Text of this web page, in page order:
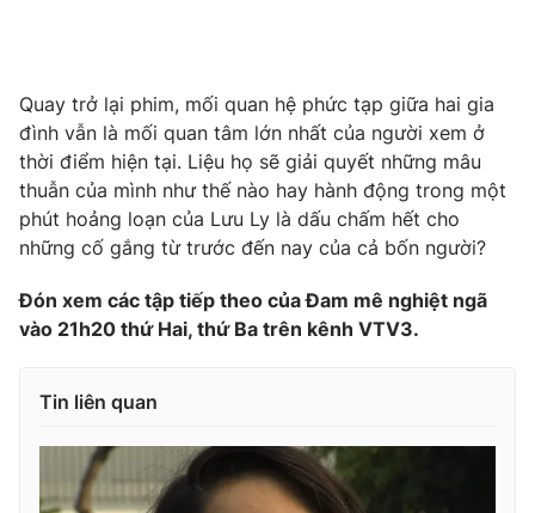
Chất lượng cuộc sống
Tuyển sinh
Học trực tuyến
Công nghệ
Hitech Công nghệ tương lai
Sản phẩm
Thị trường
Tư vấn
Giao lưu trực tuyến
Lịch phát sóng
Emagazine
Infographic
Quay trở lại phim, mối quan hệ phức tạp giữa hai gia
đình vẫn là mối quan tâm lớn nhất của người xem ở
thời điểm hiện tại. Liệu họ sẽ giải quyết những mâu
thuẫn của mình như thế nào hay hành động trong một
phút hoảng loạn của Lưu Ly là dấu chấm hết cho
những cố gắng từ trước đến nay của cả bốn người?
Đón xem các tập tiếp theo của Đam mê nghiệt ngã
vào 21h20 thứ Hai, thứ Ba trên kênh VTV3.
Tin liên quan